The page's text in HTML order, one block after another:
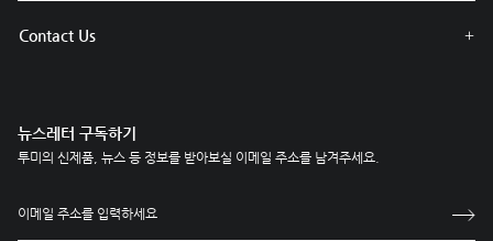
Contact Us
뉴스레터 구독하기
투미의 신제품, 뉴스 등 정보를 받아보실 이메일 주소를 남겨주세요.